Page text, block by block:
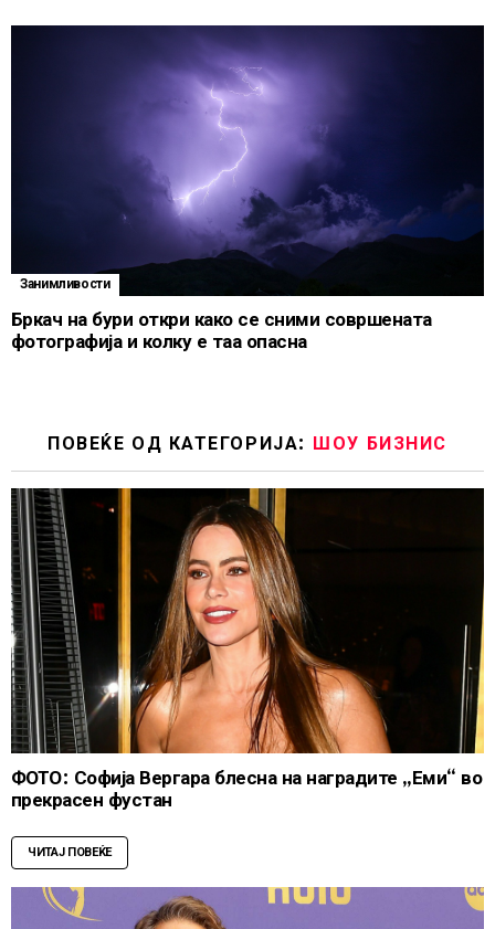
Занимливости
Бркач на бури откри како се сними совршената
фотографија и колку е таа опасна
ПОВЕЌЕ ОД КАТЕГОРИЈА: ШОУ БИЗНИС
ФОТО: Софија Вергара блесна на наградите „Еми“ во
прекрасен фустан
ЧИТАЈ ПОВЕЌЕ